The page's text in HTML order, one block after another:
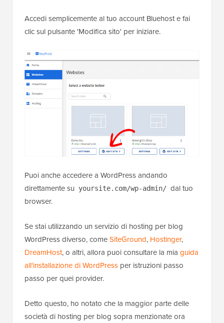
Accedi semplicemente al tuo account Bluehost e fai
clic sul pulsante 'Modifica sito' per iniziare.
Puoi anche accedere a WordPress andando
direttamente su
yoursite.com/wp-admin/ dal tuo
browser.
Se stai utilizzando un servizio di hosting per blog
WordPress diverso, comeSiteGround, Hostinger,
DreamHost, o altri, allora puoi consultare la mia guida
all'installazione di WordPress per istruzioni passo
passo per quei provider.
Detto questo, ho notato che la maggior parte delle
società di hosting per blog sopra menzionate ora